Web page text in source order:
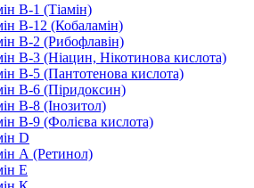
B-1 (Тіамін)
B-12 (Кобаламін)
B-2 (Рибофлавін)
B-3 (Ніацин, Нікотинова кислота)
B-5 (Пантотенова кислота)
B-6 (Піридоксин)
B-8 (Інозитол)
B-9 (Фолієва кислота)
D
А (Ретинол)
Е